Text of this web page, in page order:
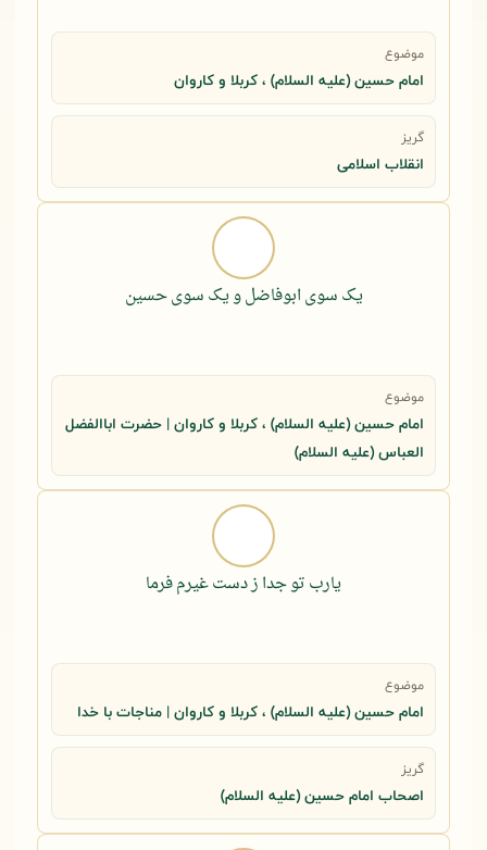
موضوع
امام حسین (علیه السلام) ، کربلا و کاروان
گریز
انقلاب اسلامی
یک سوی ابوفاضل و یک سوی حسین
موضوع
امام حسین (علیه السلام) ، کربلا و کاروان | حضرت اباالفضل
العباس (علیه السلام)
یارب تو جدا ز دست غیرم فرما
موضوع
امام حسین (علیه السلام) ، کربلا و کاروان | مناجات با خدا
گریز
اصحاب امام حسین (علیه السلام)